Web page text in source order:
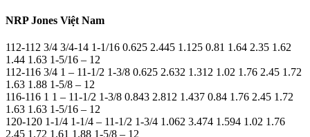
NRP Jones Việt Nam
112-112 3/4 3/4-14 1-1/16 0.625 2.445 1.125 0.81 1.64 2.35 1.62
1.44 1.63 1-5/16 – 12
112-116 3/4 1 – 11-1/2 1-3/8 0.625 2.632 1.312 1.02 1.76 2.45 1.72
1.63 1.88 1-5/8 – 12
116-116 1 1 – 11-1/2 1-3/8 0.843 2.812 1.437 0.84 1.76 2.45 1.72
1.63 1.63 1-5/16 – 12
120-120 1-1/4 1-1/4 – 11-1/2 1-3/4 1.062 3.474 1.594 1.02 1.76
2.45 1.72 1.61 1.88 1-5/8 – 12